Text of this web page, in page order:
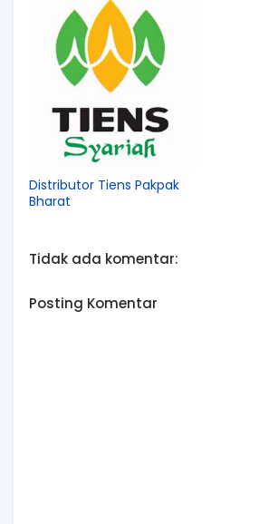
Distributor Tiens Pakpak
Bharat
Tidak ada komentar:
Posting Komentar